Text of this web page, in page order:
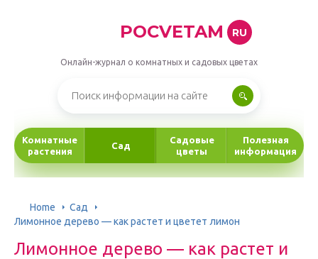
POCVETAM RU
Онлайн-журнал о комнатных и садовых цветах
Комнатные
растения
Сад
Садовые
цветы
Полезная
информация
Home
Сад
Лимонное дерево — как растет и цветет лимон
Лимонное дерево — как растет и